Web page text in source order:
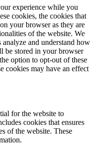
experience while you
cookies, the cookies that
your browser as they are
of the website. We
and understand how
be stored in your browser
option to opt-out of these
cookies may have an effect
for the website to
cookies that ensures
of the website. These